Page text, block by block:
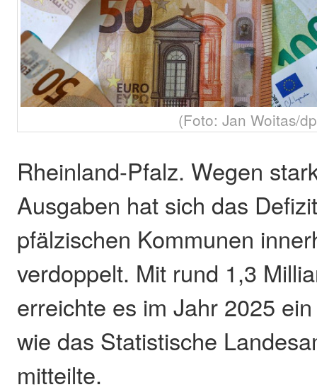
(Foto: Jan Woitas/
Rheinland-Pfalz. Wegen
Ausgaben hat sich das
pfälzischen Kommunen
verdoppelt. Mit rund 1,3
erreichte es im Jahr 2025
wie das Statistische
mitteilte.